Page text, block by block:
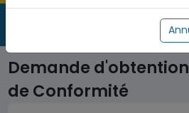
de l'administration
Demande
de Conformité